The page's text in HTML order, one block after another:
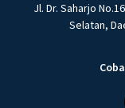
Jl. Dr. Saharjo
Selatan,